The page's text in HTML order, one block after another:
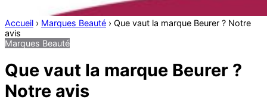
Accueil › Marques Beauté › Que vaut la marque Beurer ? Notre
avis
Marques Beauté
Que vaut la marque Beurer ?
Notre avis